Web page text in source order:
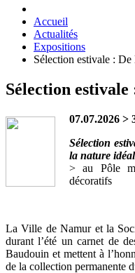
Accueil
Actualités
Expositions
Sélection estivale : De
Sélection estivale
07.07.2026 >
Sélection
la nature
> au Pôle
décoratifs
La Ville de Namur et la
durant l’été un carnet de
Baudouin et mettent à
de la collection permanente